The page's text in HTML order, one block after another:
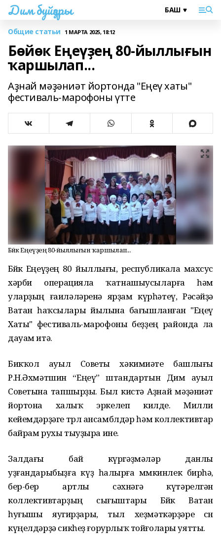
Дим буйҙары
Общие статьи 1 МАРТА 2025, 18:12
Бөйөк Еңеүҙең 80-йыллығын
ҡаршылап...
Аҙнай мәҙәниәт йортонда "Еңеү хаты"
фестиваль-марофоны үтте
Бөйөк Еңеүҙең 80-йыллығын ҡаршылап...
Бөйөк Еңеүҙең 80 йыллығы, республикала махсус
хәрби операцияла ҡатнашыусыларға һәм
уларҙың ғаиләләренә ярҙам күрһәтеү, Рәсәйҙә
Ватан һаҡсылары йылына бағышланған "Еңеү
Хаты" фестиваль-марофоны беҙҙең районда ла
дауам итә.
Бикҡол ауыл Советы хәкимиәте башлығы
Р.Н.Әхмәтшин “Еңеү” штандартын Дим ауыл
Советына тапшырҙы. Был кистә Аҙнай мәҙәниәт
йортона халыҡ эркелеп килде. Милли
кейемдәрҙәге төрлө ансамблдәр һәм коллективтар
байрам рухы тыуҙыра ине.
Залдағы бай күргәҙмәләр данлы
уҙғандарыбыҙға күҙ һалырға мөмкинлек бирһә,
бер-бер артлы сәхнәгә күтәрелгән
коллективтарҙың сығыштары Бөйөк Ватан
һуғышы яугирҙары, тыл хеҙмәткәрҙәре өсөн
күңелдәрҙә сикһеҙ ғорурлыҡ тойғолары уятты.